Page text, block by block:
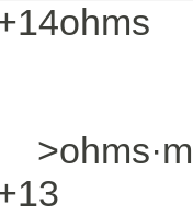
ohms
>ohms·m